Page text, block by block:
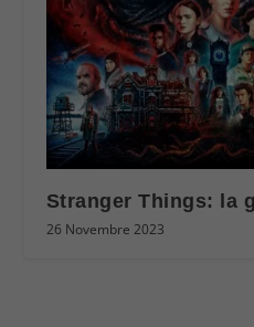
Stranger Things: la
26 Novembre 2023